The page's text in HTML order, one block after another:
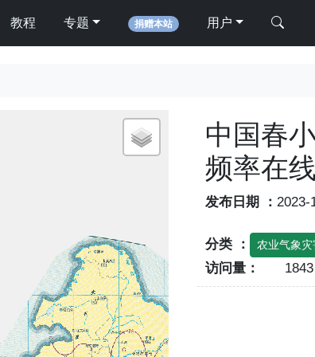
教程 专题 捐赠本站 用户
中国春
频率在
发布日期 ： 2023-
分类 ： 农业气象灾
访问量：